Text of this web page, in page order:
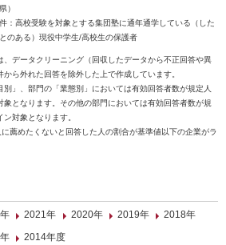
）
：高校受験を対象とする集団塾に通年通学している（した
のある）現役中学生/高校生の保護者
データクリーニング（回収したデータから不正回答や異
ら外れた回答を除外した上で作成しています。
」、部門の「業態別」においては有効回答者数が規定人
となります。その他の部門においては有効回答者数が規
対象となります。
薦めたくないと回答した人の割合が基準値以下の企業がラ
2021年 2020年 2019年
2018年
2014年度